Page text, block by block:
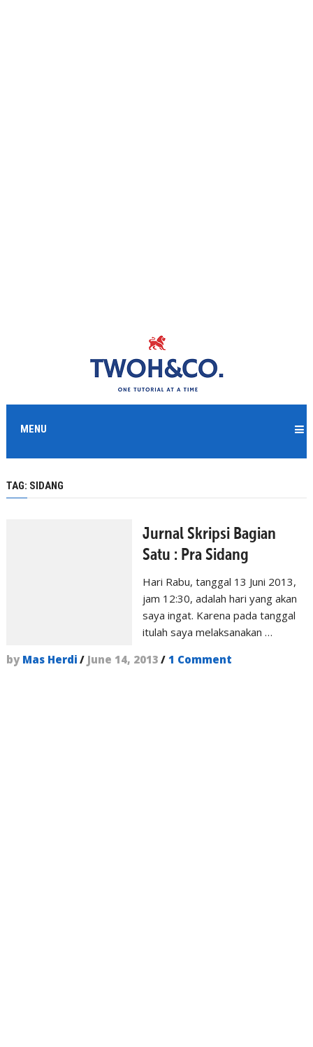
MENU
TAG: SIDANG
Jurnal Skripsi Bagian
Satu : Pra Sidang
Hari Rabu, tanggal 13 Juni 2013,
jam 12:30, adalah hari yang akan
saya ingat. Karena pada tanggal
itulah saya melaksanakan …
by Mas Herdi / June 14, 2013 / 1 Comment